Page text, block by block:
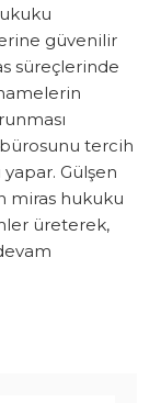
güvenilir
süreçlerinde
tercih
Gülşen
miras hukuku
üreterek,